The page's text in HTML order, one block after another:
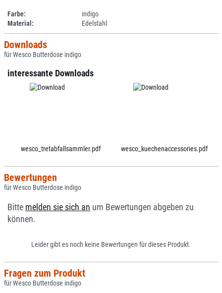
Farbe:
indigo
Material:
Edelstahl
Downloads
für Wesco Butterdose indigo
interessante Downloads
wesco_tretabfallsammler.pdf wesco_kuechenaccessories.pdf
Bewertungen
für Wesco Butterdose indigo
Bitte melden sie sich an um Bewertungen abgeben zu
können.
Leider gibt es noch keine Bewertungen für dieses Produkt.
Fragen zum Produkt
für Wesco Butterdose indigo